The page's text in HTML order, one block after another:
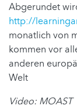
Abgerundet
http://
monatlich von
kommen vor
anderen
Welt
Video: MOAST